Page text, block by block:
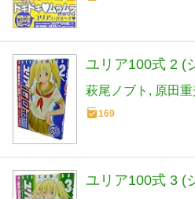
ユリア100式 2 (
萩尾ノブト 原田
169
ユリア100式 3 (